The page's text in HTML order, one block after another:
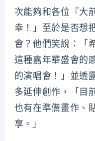
次能夠和各位『大
幸！」至於是否想
會？他們笑說：「
這種嘉年華盛會的
的演唱會！」並透
多延伸創作，「目
也有在準備畫作、
享。」